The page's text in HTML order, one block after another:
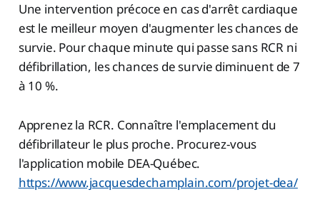
Une intervention précoce en cas d'arrêt cardiaque
est le meilleur moyen d'augmenter les chances de
survie. Pour chaque minute qui passe sans RCR ni
défibrillation, les chances de survie diminuent de 7
à 10 %.
Apprenez la RCR. Connaître l'emplacement du
défibrillateur le plus proche. Procurez-vous
l'application mobile DEA-Québec.
https://www.jacquesdechamplain.com/projet-dea/